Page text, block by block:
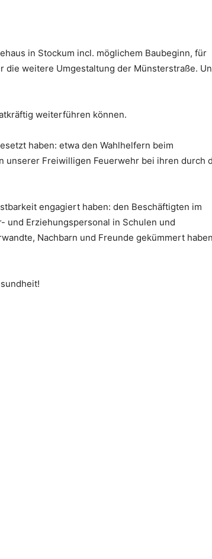
in Stockum incl. möglichem Baubeginn, für
die weitere Umgestaltung der Münsterstraße.
weiterführen können.
haben: etwa den Wahlhelfern beim
unserer Freiwilligen Feuerwehr bei ihren durch
engagiert haben: den Beschäftigten im
und Erziehungspersonal in Schulen und
Nachbarn und Freunde gekümmert